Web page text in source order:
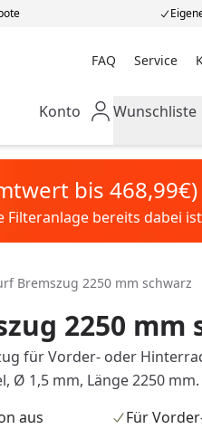
FAQ Service
Mein Konto
Konto Wunschliste
Wunschliste
bis 468,99€)
Filteranlage bereits dabei
Bremszug 2250 mm schwarz
2250 mm
für Vorder- oder
Ø 1,5 mm, Länge 2250 mm.
aus
Für